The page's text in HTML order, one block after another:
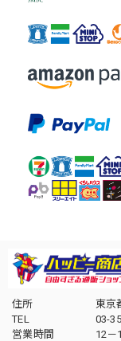
住所
東京
TEL
03-
営業時間
12－